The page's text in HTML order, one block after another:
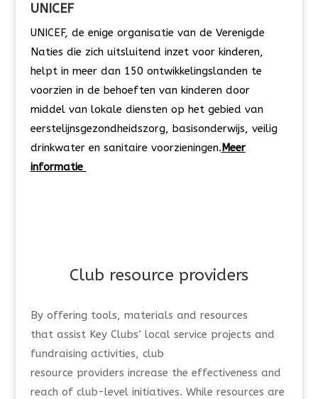
UNICEF
UNICEF, de enige organisatie van de Verenigde
Naties die zich uitsluitend inzet voor kinderen,
helpt in meer dan 150 ontwikkelingslanden te
voorzien in de behoeften van kinderen door
middel van lokale diensten op het gebied van
eerstelijnsgezondheidszorg, basisonderwijs, veilig
drinkwater en sanitaire voorzieningen.Meer
informatie
Club resource providers
By offering tools, materials and resources
that assist Key Clubs‘ local service projects and
fundraising activities, club
resource providers increase the effectiveness and
reach of club-level initiatives. While resources are